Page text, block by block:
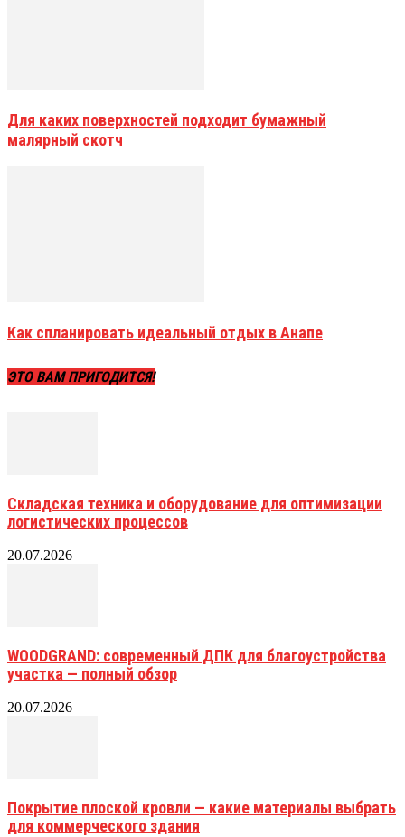
Для каких поверхностей подходит бумажный
малярный скотч
Как спланировать идеальный отдых в Анапе
ЭТО ВАМ ПРИГОДИТСЯ!
Складская техника и оборудование для оптимизации
логистических процессов
20.07.2026
WOODGRAND: современный ДПК для благоустройства
участка — полный обзор
20.07.2026
Покрытие плоской кровли — какие материалы выбрать
для коммерческого здания